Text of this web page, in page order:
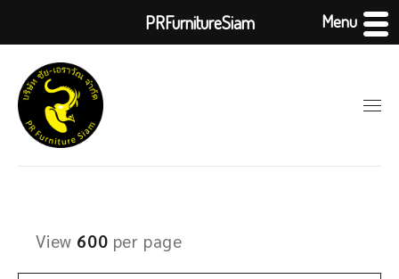
View 600 per page
PRFurnitureSiam Menu